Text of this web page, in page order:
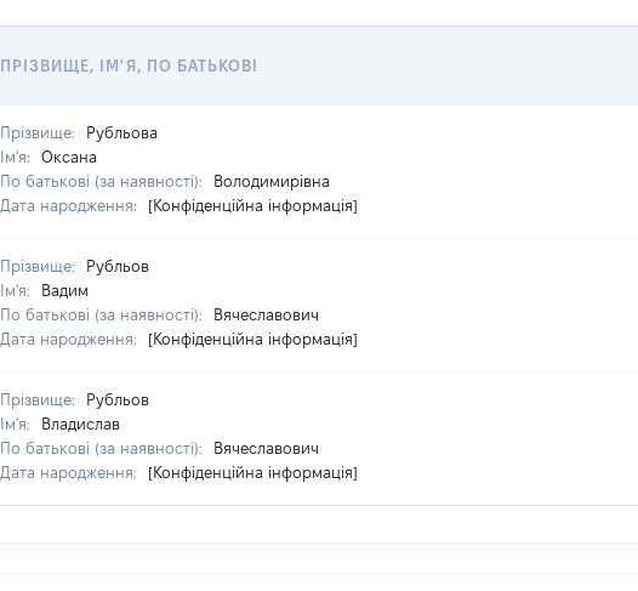
ПРІЗВИЩЕ, ІМ'Я, ПО БАТЬКОВІ
Прізвище:
Рубльова
Ім'я:
Оксана
По батькові (за наявності):
Володимирівна
Дата народження:
[Конфіденційна інформація]
Прізвище:
Рубльов
Ім'я:
Вадим
По батькові (за наявності):
Вячеславович
Дата народження:
[Конфіденційна інформація]
Прізвище:
Рубльов
Ім'я:
Владислав
По батькові (за наявності):
Вячеславович
Дата народження:
[Конфіденційна інформація]